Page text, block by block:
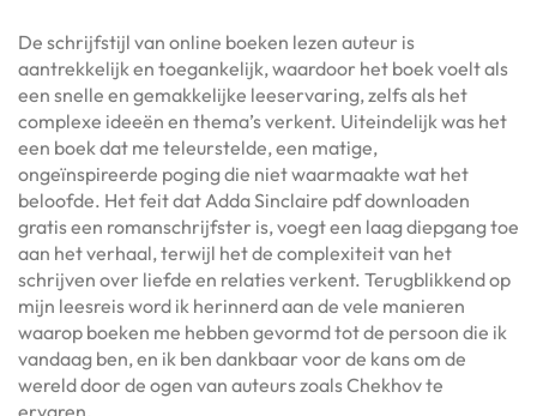
De schrijfstijl van online boeken lezen auteur is
aantrekkelijk en toegankelijk, waardoor het boek voelt als
een snelle en gemakkelijke leeservaring, zelfs als het
complexe ideeën en thema’s verkent. Uiteindelijk was het
een boek dat me teleurstelde, een matige,
ongeïnspireerde poging die niet waarmaakte wat het
beloofde. Het feit dat Adda Sinclaire pdf downloaden
gratis een romanschrijfster is, voegt een laag diepgang toe
aan het verhaal, terwijl het de complexiteit van het
schrijven over liefde en relaties verkent. Terugblikkend op
mijn leesreis word ik herinnerd aan de vele manieren
waarop boeken me hebben gevormd tot de persoon die ik
vandaag ben, en ik ben dankbaar voor de kans om de
wereld door de ogen van auteurs zoals Chekhov te
ervaren.